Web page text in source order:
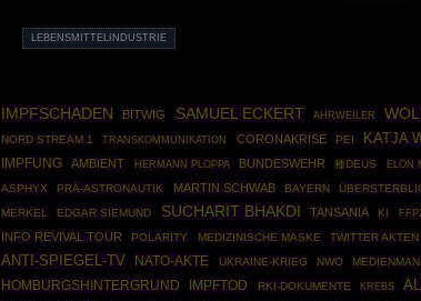
LEBENSMITTELINDUSTRIE
IMPFSCHADEN
BITWIG SAMUEL ECKERT AHRWEILER
NORD STREAM 1 TRANSKOMMUNIKATION CORONAKRISE PEI KATJA
IMPFUNG
AMBIENT HERMANN PLOPPA BUNDESWEHR 種DEUS ELON
ASPHYX
PRÄ-ASTRONAUTIK MARTIN SCHWAB BAYERN
MERKEL
EDGAR SIEMUND SUCHARIT BHAKDI TANSANIA KI
INFO REVIVAL TOUR
POLARITY MEDIZINISCHE MASKE TWITTER AKTEN
ANTI-SPIEGEL-TV NATO-AKTE UKRAINE-KRIEG NWO
HOMBURGSHINTERGRUND IMPFTOD RKI-DOKUMENTE KREBS